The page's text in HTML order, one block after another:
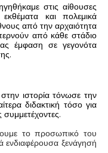
στις αίθουσες
και πολεμικά
από την αρχαιότητα
από κάθε στάδιο
έμφαση σε γεγονότα
ιστορία τόνωσε την
διδακτική τόσο για
τοπροσωπικό του
ενδιαφέρουσα ξενάγησή